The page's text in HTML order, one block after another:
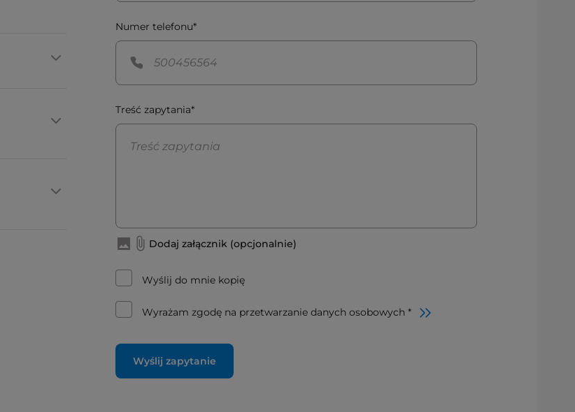
Numer telefonu*
Treść zapytania*
Dodaj załącznik (opcjonalnie)
Wyślij do mnie kopię
Wyrażam zgodę na przetwarzanie danych osobowych *
Wyślij zapytanie